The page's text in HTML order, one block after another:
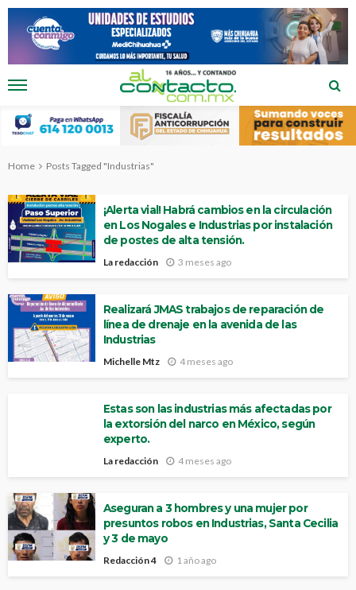
Home Posts Tagged "Industrias"
¡Alerta vial! Habrá cambios en la circulación
en Los Nogales e Industrias por instalación
de postes de alta tensión.
La redacción 3 meses ago
Realizará JMAS trabajos de reparación de
línea de drenaje en la avenida de las
Industrias
Michelle Mtz 4 meses ago
Estas son las industrias más afectadas por
la extorsión del narco en México, según
experto.
La redacción 4 meses ago
Aseguran a 3 hombres y una mujer por
presuntos robos en Industrias, Santa Cecilia
y 3 de mayo
Redacción 4 1 año ago